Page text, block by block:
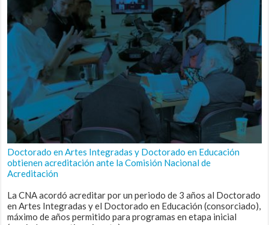
Doctorado en Artes Integradas y Doctorado en Educación
obtienen acreditación ante la Comisión Nacional de
Acreditación
La CNA acordó acreditar por un periodo de 3 años al Doctorado
en Artes Integradas y el Doctorado en Educación (consorciado),
máximo de años permitido para programas en etapa inicial